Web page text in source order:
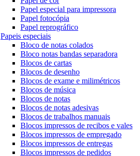
Papel especial para impressora
Papel fotocópia
Papel reprográfico
Papeis especiais
Bloco de notas colados
Bloco notas bandas separadora
Blocos de cartas
Blocos de desenho
Blocos de exame e milimétricos
Blocos de música
Blocos de notas
Blocos de notas adesivas
Blocos de trabalhos manuais
Blocos impressos de recibos e vales
Blocos impressos de empregado
Blocos impressos de entregas
Blocos impressos de pedidos